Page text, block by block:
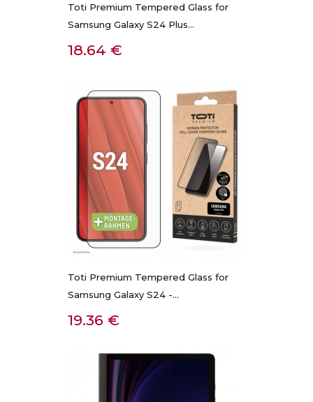
Toti Premium Tempered Glass for
Samsung Galaxy S24 Plus...
Kaina
18.64 €
Toti Premium Tempered Glass for
Samsung Galaxy S24 -...
Kaina
19.36 €